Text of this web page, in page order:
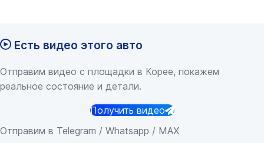
Есть видео этого авто
Отправим видео с площадки в Корее, покажем
реальное состояние и детали.
Получить видео
Отправим в Telegram / Whatsapp / MAX